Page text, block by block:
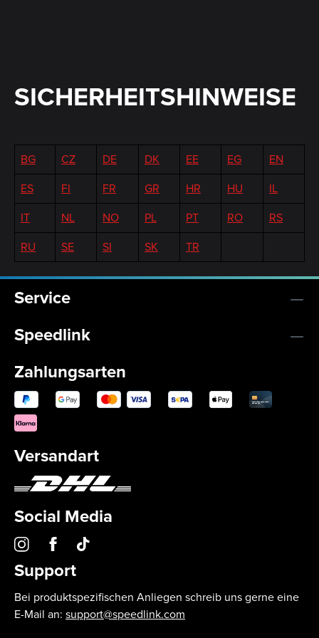
SICHERHEITSHINWEISE
BG CZ DE DK EE EG
EN
ES
FI FR GR HR HU
IL
IT
NL NO PL PT RO
RS
RU
SE SI SK TR
Service
Speedlink
Zahlungsarten
Versandart
Social Media
Support
Bei produktspezifischen Anliegen schreib uns gerne eine
E-Mail an: support@speedlink.com